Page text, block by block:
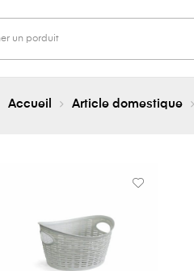
Accueil Article domestique